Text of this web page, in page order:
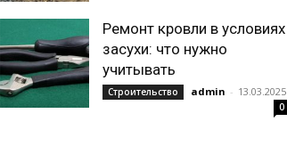
Ремонт кровли в условиях
засухи: что нужно
учитывать
Строительство admin - 13.03.2025
0